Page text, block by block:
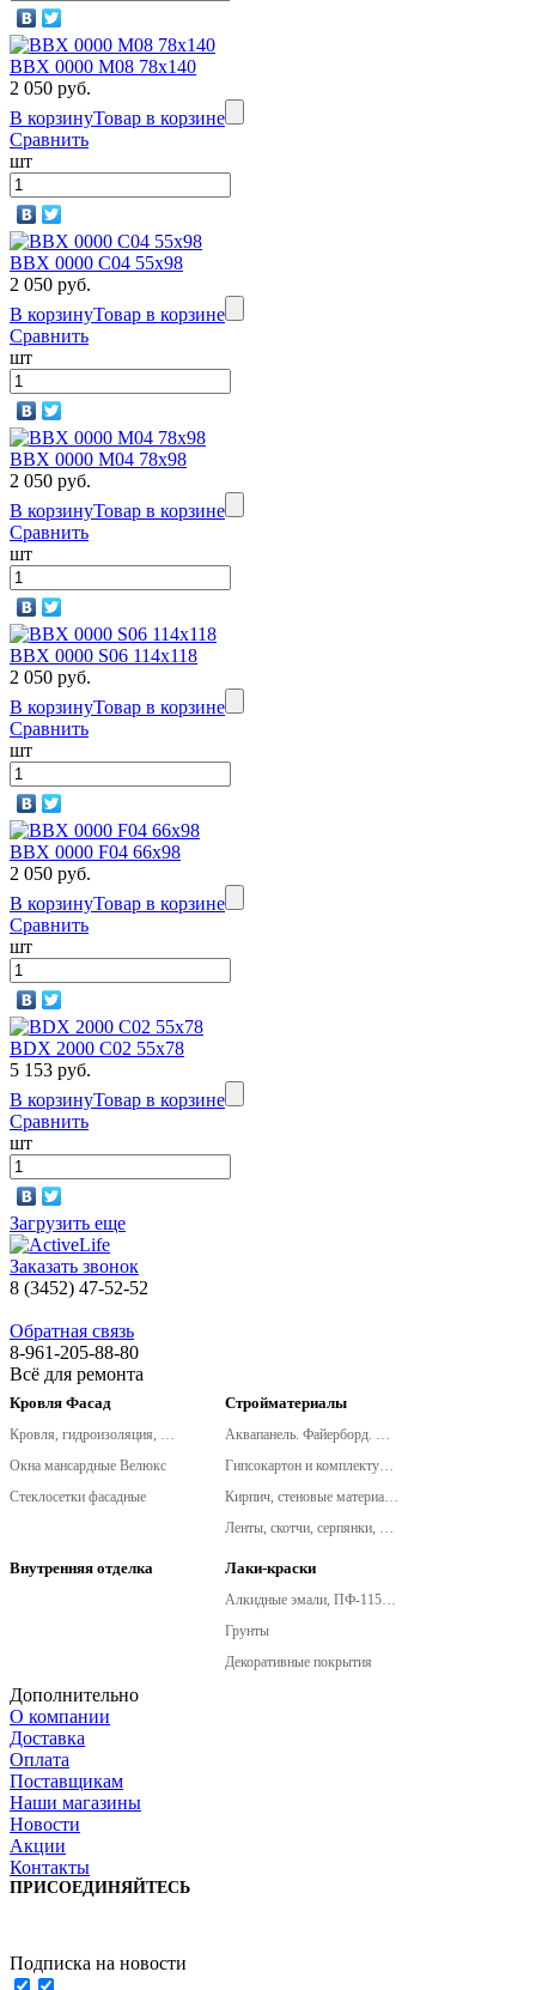
BBX 0000 M08 78х140
2 050 руб.
В корзинуТовар в корзине
Сравнить
шт
BBX 0000 C04 55x98
2 050 руб.
В корзинуТовар в корзине
Сравнить
шт
BBX 0000 M04 78х98
2 050 руб.
В корзинуТовар в корзине
Сравнить
шт
BBX 0000 S06 114х118
2 050 руб.
В корзинуТовар в корзине
Сравнить
шт
BBX 0000 F04 66х98
2 050 руб.
В корзинуТовар в корзине
Сравнить
шт
BDX 2000 C02 55x78
5 153 руб.
В корзинуТовар в корзине
Сравнить
шт
Загрузить еще
Заказать звонок
8 (3452) 47-52-52
Обратная связь
8-961-205-88-80
Всё для ремонта
Кровля Фасад
Кровля, гидроизоляция, металлочерепица, сайдинг
Окна мансардные Велюкс
Стеклосетки фасадные
Стройматериалы
Аквапанель. Файерборд. Клинео. (новинки КНАУФ!)
Гипсокартон и комплектующие
Кирпич, стеновые материалы
Ленты, скотчи, серпянки, сетки армировочные
Внутренняя отделка Лаки-краски
Алкидные эмали, ПФ-115, ПФ-266
Грунты
Декоративные покрытия
Дополнительно
О компании
Доставка
Оплата
Поставщикам
Наши магазины
Новости
Акции
Контакты
ПРИСОЕДИНЯЙТЕСЬ
Подписка на новости